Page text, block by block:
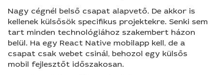
Nagy cégnél belső csapat alapvető. De akkor is
kellenek külsősök specifikus projektekre. Senki sem
tart minden technológiához szakembert házon
belül. Ha egy React Native mobilapp kell, de a
csapat csak webet csinál, behozol egy külsős
mobil fejlesztőt időszakosan.